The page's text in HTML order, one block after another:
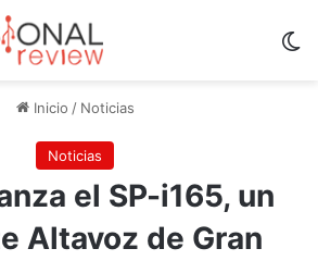
Inicio / Noticias
Noticias
el SP-i165, un
Altavoz de Gran